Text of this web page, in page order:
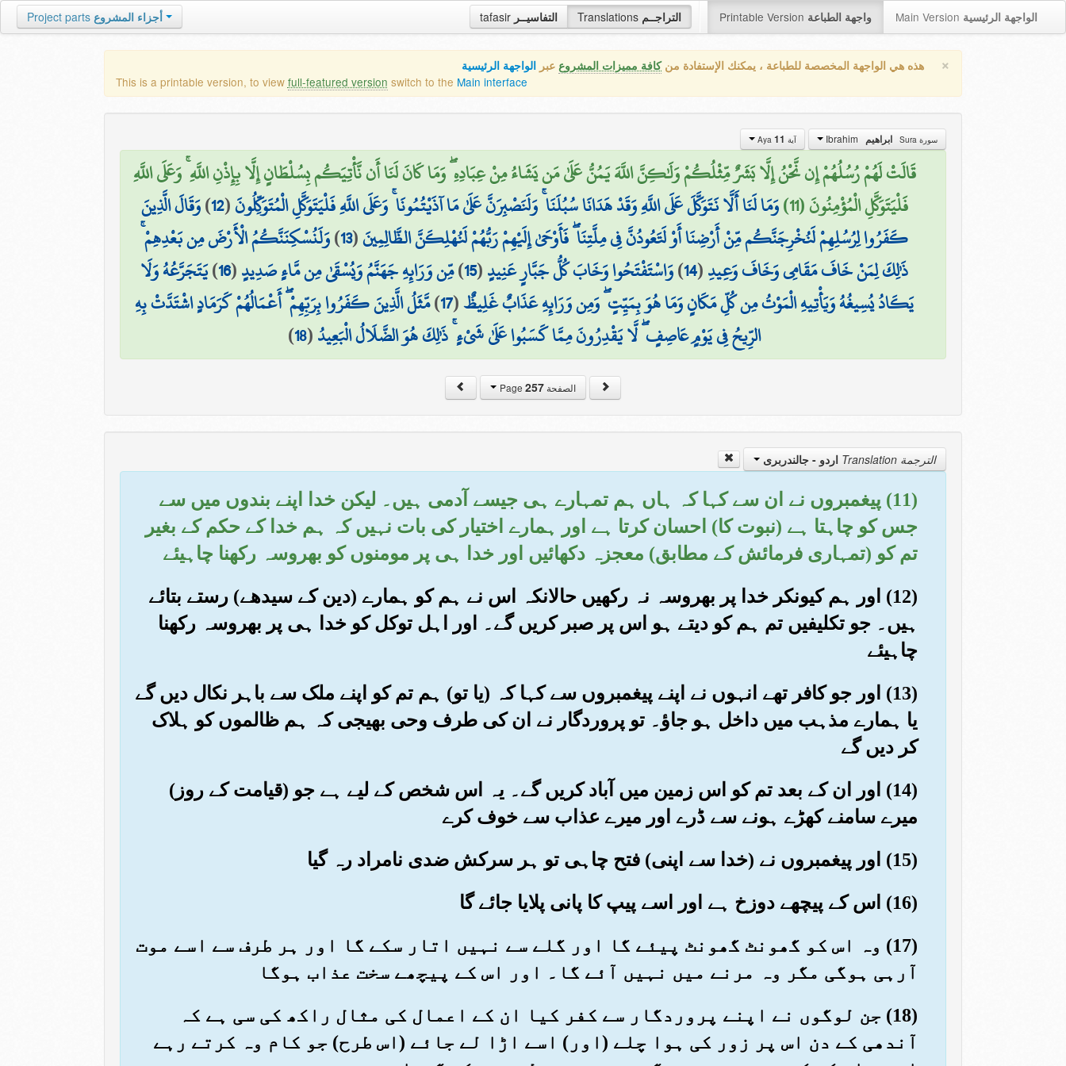
tafasir التفاسيــر Translations التراجــم Printable Version واجهة الطباعة Main Version الواجهة الرئيسية Project parts أجزاء المشروع
× هذه هي الواجهة المخصصة للطباعة ، يمكنك الإستفادة منكافة مميزات المشروع عبر الواجهة الرئيسية
This is a printable version, to view full-featured version switch to the Main interface
سورة Sura ابراهيم آية Aya 11
قَالَتْ لَهُمْ رُسُلُهُمْ إِن نَّحْنُ إِلَّا بَشَرٌ مِّثْلُكُمْ وَلَٰكِنَّ اللَّهَ يَمُنُّ عَلَىٰ مَن يَشَاءُ مِنْ عِبَادِهِ ۖ وَمَا كَانَ لَنَا أَن نَّأْتِيَكُم بِسُلْطَانٍ إِلَّا بِإِذْنِ اللَّهِ ۚ وَعَلَى اللَّهِ
فَلْيَتَوَكَّلِ الْمُؤْمِنُونَ (11) وَمَا لَنَا أَلَّا نَتَوَكَّلَ عَلَى اللَّهِ وَقَدْ هَدَانَا سُبُلَنَا ۚ وَلَنَصْبِرَنَّ عَلَىٰ مَا آذَيْتُمُونَا ۚ وَعَلَى اللَّهِ فَلْيَتَوَكَّلِ الْمُتَوَكِّلُونَ(
12
)وَقَالَ الَّذِينَ
كَفَرُوا لِرُسُلِهِمْ لَنُخْرِجَنَّكُم مِّنْ أَرْضِنَا أَوْ لَتَعُودُنَّ فِي مِلَّتِنَا ۖ فَأَوْحَىٰ إِلَيْهِمْ رَبُّهُمْ لَنُهْلِكَنَّ الظَّالِمِينَ(
13
)وَلَنُسْكِنَنَّكُمُ الْأَرْضَ مِن بَعْدِهِمْ ۚ
ذَٰلِكَ لِمَنْ خَافَ مَقَامِي وَخَافَ وَعِيدِ(
14
)وَاسْتَفْتَحُوا وَخَابَ كُلُّ جَبَّارٍ عَنِيدٍ(
15
)مِّن وَرَائِهِ جَهَنَّمُ وَيُسْقَىٰ مِن مَّاءٍ صَدِيدٍ(
16
)يَتَجَرَّعُهُ وَلَا
يَكَادُ يُسِيغُهُ وَيَأْتِيهِ الْمَوْتُ مِن كُلِّ مَكَانٍ وَمَا هُوَ بِمَيِّتٍ ۖ وَمِن وَرَائِهِ عَذَابٌ غَلِيظٌ(
17
)مَّثَلُ الَّذِينَ كَفَرُوا بِرَبِّهِمْ ۖ أَعْمَالُهُمْ كَرَمَادٍ اشْتَدَّتْ بِهِ
الرِّيحُ فِي يَوْمٍ عَاصِفٍ ۖ لَّا يَقْدِرُونَ مِمَّا كَسَبُوا عَلَىٰ شَيْءٍ ۚ ذَٰلِكَ هُوَ الضَّلَالُ الْبَعِيدُ(
18
)
الصفحة Page257
الترجمة Translation اردو - جالندربرى
(11) پیغمبروں نے ان سے کہا کہ ہاں ہم تمہارے ہی جیسے آدمی ہیں۔ لیکن خدا اپنے بندوں میں سے
جس کو چاہتا ہے (نبوت کا) احسان کرتا ہے اور ہمارے اختیار کی بات نہیں کہ ہم خدا کے حکم کے بغیر
تم کو (تمہاری فرمائش کے مطابق) معجزہ دکھائیں اور خدا ہی پر مومنوں کو بھروسہ رکھنا چاہیئے
(12) اور ہم کیونکر خدا پر بھروسہ نہ رکھیں حالانکہ اس نے ہم کو ہمارے (دین کے سیدھے) رستے بتائے
ہیں۔ جو تکلیفیں تم ہم کو دیتے ہو اس پر صبر کریں گے۔ اور اہل توکل کو خدا ہی پر بھروسہ رکھنا
چاہیئے
(13) اور جو کافر تھے انہوں نے اپنے پیغمبروں سے کہا کہ (یا تو) ہم تم کو اپنے ملک سے باہر نکال دیں گے
یا ہمارے مذہب میں داخل ہو جاؤ۔ تو پروردگار نے ان کی طرف وحی بھیجی کہ ہم ظالموں کو ہلاک
کر دیں گے
(14) اور ان کے بعد تم کو اس زمین میں آباد کریں گے۔ یہ اس شخص کے لیے ہے جو (قیامت کے روز)
میرے سامنے کھڑے ہونے سے ڈرے اور میرے عذاب سے خوف کرے
(15) اور پیغمبروں نے (خدا سے اپنی) فتح چاہی تو ہر سرکش ضدی نامراد رہ گیا
(16) اس کے پیچھے دوزخ ہے اور اسے پیپ کا پانی پلایا جائے گا
(17) وہ اس کو گھونٹ گھونٹ پیئے گا اور گلے سے نہیں اتار سکے گا اور ہر طرف سے اسے موت
آرہی ہوگی مگر وہ مرنے میں نہیں آئے گا۔ اور اس کے پیچھے سخت عذاب ہوگا
(18) جن لوگوں نے اپنے پروردگار سے کفر کیا ان کے اعمال کی مثال راکھ کی سی ہے کہ
آندھی کے دن اس پر زور کی ہوا چلے (اور) اسے اڑا لے جائے (اس طرح) جو کام وہ کرتے رہے